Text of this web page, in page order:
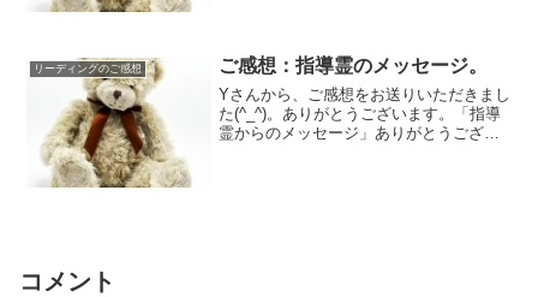
リーディングのご感想 ご感想：指導霊のメッセージ。
Yさんから、ご感想をお送りいただきまし
た(^_^)。ありがとうございます。「指導
霊からのメッセージ」ありがとうござい
コメント